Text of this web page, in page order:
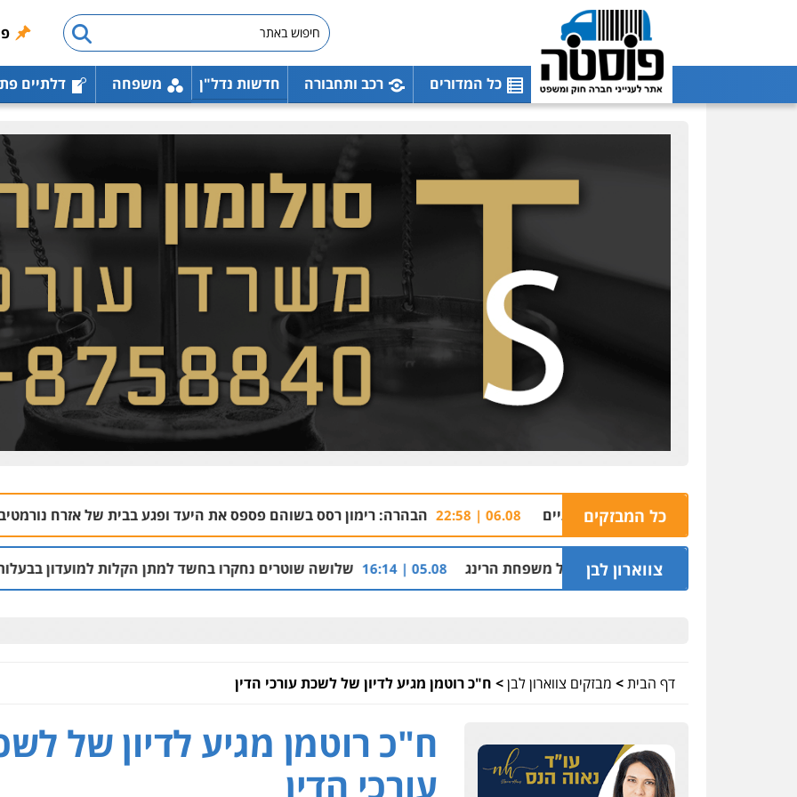
כל המדורים רכב ותחבורה חדשות נדל"ן משפחה דלתיים
כל המבזקיםסניף ג'פניקה בגבעתיים 06.08 | 22:58 הבהרה: רימון רסס בשוהם פספס את היעד ופגע בבית של אזרח נורמטיבי 06.08 | 22:21
צווארון לבן
ההלוואות של משפחת הרינג 05.08 | 16:14 שלושה שוטרים נחקרו בחשד למתן הקלות למועדון בבעלות אחיו של "הצל"
דף הבית> מבזקים צווארון לבן> ח"כ רוטמן מגיע לדיון של לשכת עורכי הדין
ח"כ רוטמן מגיע לדיון של
עורכי הדין